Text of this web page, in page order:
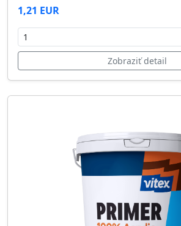
1,21 EUR
Zobraziť detail